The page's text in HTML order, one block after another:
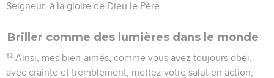
Seigneur, à la gloire de Dieu le Père.
Briller comme des lumières dans le monde
12 Ainsi, mes bien-aimés, comme vous avez toujours obéi,
avec crainte et tremblement, mettez votre salut en action,